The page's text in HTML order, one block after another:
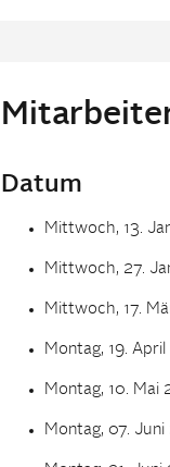
Datum
Mittwoch, 13.
Mittwoch, 27.
Mittwoch, 17.
Montag, 19.
Montag, 10.
Montag, 07.